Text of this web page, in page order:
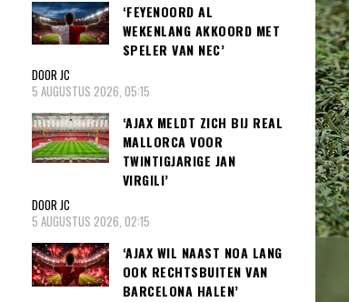
‘FEYENOORD AL
WEKENLANG AKKOORD MET
SPELER VAN NEC’
DOOR JC
5 AUGUSTUS 2026, 05:15
‘AJAX MELDT ZICH BIJ REAL
MALLORCA VOOR
TWINTIGJARIGE JAN
VIRGILI’
DOOR JC
5 AUGUSTUS 2026, 02:15
‘AJAX WIL NAAST NOA LANG
OOK RECHTSBUITEN VAN
BARCELONA HALEN’